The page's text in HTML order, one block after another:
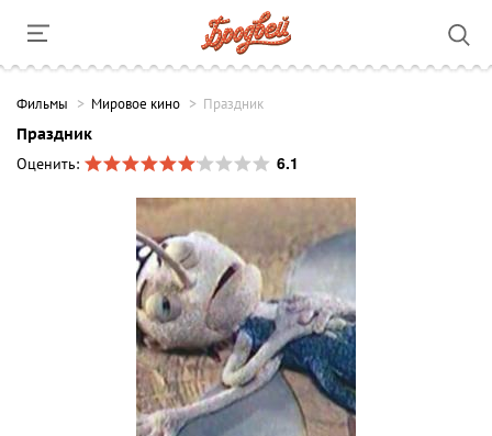
Фильмы Мировое кино Праздник
Праздник
Оценить:
6.1